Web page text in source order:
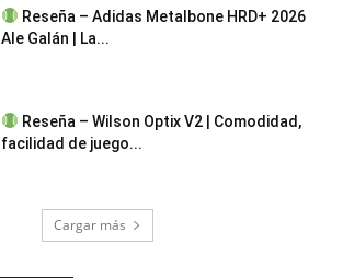
Reseña – Adidas Metalbone HRD+ 2026
Ale Galán | La...
Reseña – Wilson Optix V2 | Comodidad,
facilidad de juego...
Cargar más